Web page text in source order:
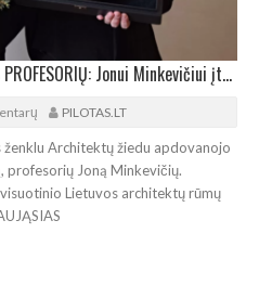
APDOVANOJO ARCHITEKTŪROS PROFESORIŲ: Jonui Minkevičiui įteiktas Architektų žiedas
PILOTAS.LT
Architektų žiedu apdovanojo
Joną Minkevičių.
Lietuvos architektų rūmų